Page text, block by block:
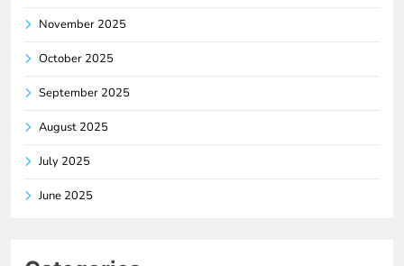
November 2025
October 2025
September 2025
August 2025
July 2025
June 2025